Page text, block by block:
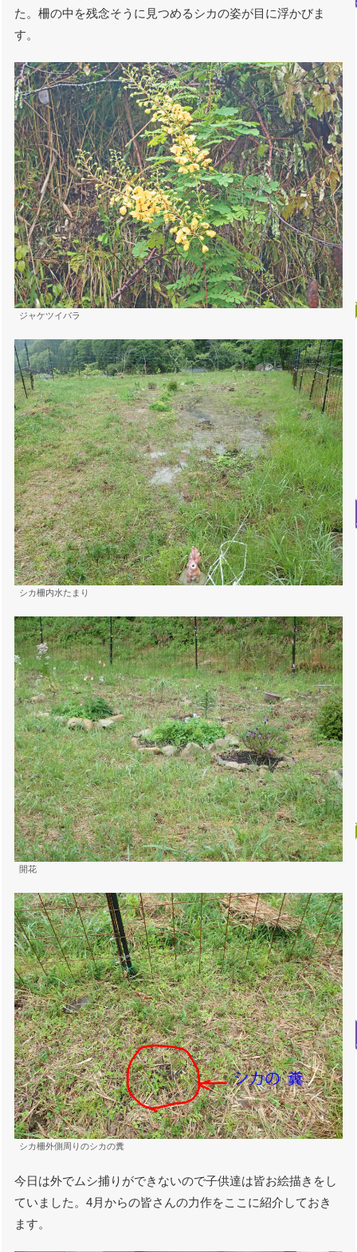
た。柵の中を残念そうに見つめるシカの姿が目に浮かびま
す。
ジャケツイバラ
シカ柵内水たまり
開花
シカ柵外側周りのシカの糞
今日は外でムシ捕りができないので子供達は皆お絵描きをし
ていました。4月からの皆さんの力作をここに紹介しておき
ます。